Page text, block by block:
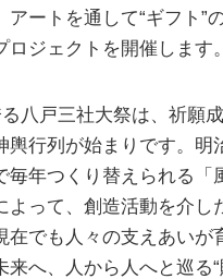
アートを通して“ギフト”
ジェクトを開催します。
八戸三社大祭は、祈願
輿行列が始まりです。明
年つくり替えられる「
よって、創造活動を介し
在でも人々の支えあいが
来へ、人から人へと巡る